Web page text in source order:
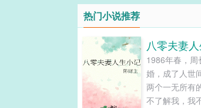
热门小说推荐
八零夫妻
1986年春，
婚，成了人世
两个一无所有
不了解我，我